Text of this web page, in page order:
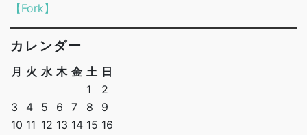
【Fork】
カレンダー
月 火 水 木 金 土 日
1
2
3
4 5 6 7 8
9
10 11 12 13 14 15 16